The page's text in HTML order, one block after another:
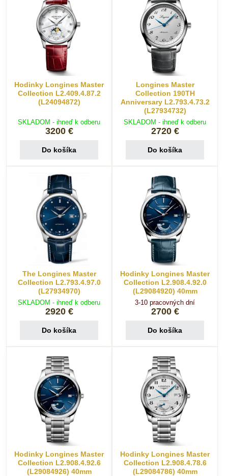
Hodinky Longines Master
Collection L2.409.4.87.2
(L24094872)
SKLADOM - ihneď k odberu
3200 €
Do košíka
Longines Master
Collection 190TH
Anniversary L2.793.4.73.2
(L27934732)
SKLADOM - ihneď k odberu
2720 €
Do košíka
The Longines Master
Collection L2.793.4.97.0
(L27934970)
SKLADOM - ihneď k odberu
2920 €
Do košíka
Hodinky Longines Master
Collection L2.908.4.92.0
(L29084920) 40mm
3-10 pracovných dní
2700 €
Do košíka
Hodinky Longines Master
Collection L2.908.4.92.6
(L29084926) 40mm
Hodinky Longines Master
Collection L2.908.4.78.6
(L29084786) 40mm